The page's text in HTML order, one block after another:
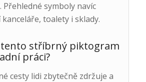
Přehledné symboly navíc
toalety i sklady.
tento stříbrný piktogram
práci?
cesty lidi zbytečně zdržuje a